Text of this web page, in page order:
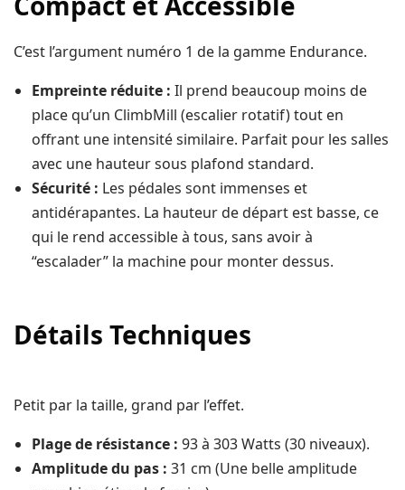
C’est l’argument numéro 1 de la gamme Endurance.
Empreinte réduite : Il prend beaucoup moins de
place qu’un ClimbMill (escalier rotatif) tout en
offrant une intensité similaire. Parfait pour les salles
avec une hauteur sous plafond standard.
Sécurité : Les pédales sont immenses et
antidérapantes. La hauteur de départ est basse, ce
qui le rend accessible à tous, sans avoir à
“escalader” la machine pour monter dessus.
Détails Techniques
Petit par la taille, grand par l’effet.
Plage de résistance : 93 à 303 Watts (30 niveaux).
Amplitude du pas : 31 cm (Une belle amplitude